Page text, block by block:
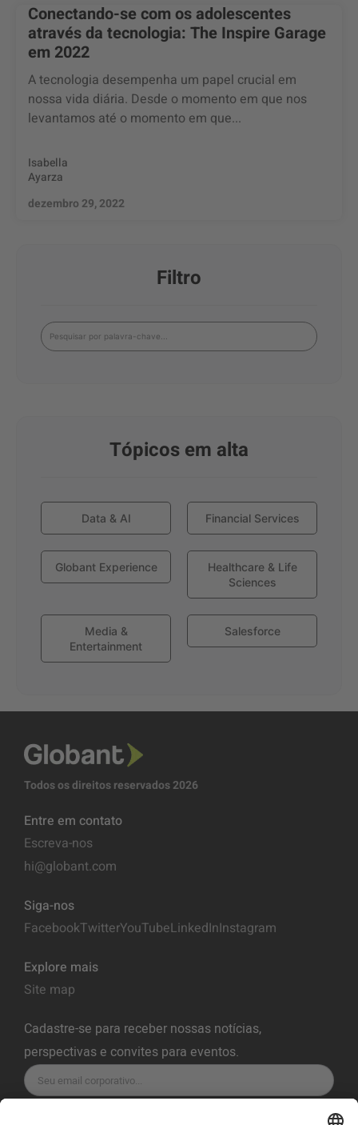
Conectando-se com os adolescentes
através da tecnologia: The Inspire Garage
em 2022
A tecnologia desempenha um papel crucial em
nossa vida diária. Desde o momento em que nos
levantamos até o momento em que...
Isabella
Ayarza
dezembro 29, 2022
Filtro
Tópicos em alta
Data & AI Financial Services
Globant Experience
Healthcare & Life
Sciences
Media &
Entertainment
Salesforce
Todos os direitos reservados 2026
Entre em contato
Escreva-nos
hi@globant.com
Siga-nos
FacebookTwitterYouTubeLinkedInInstagram
Explore mais
Site map
Cadastre-se para receber nossas notícias,
perspectivas e convites para eventos.